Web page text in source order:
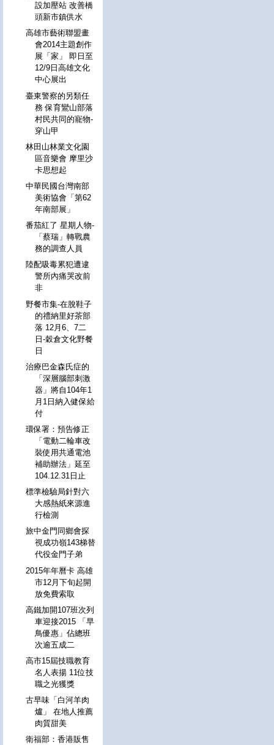
設加壓站 改善橋
頭新市鎮供水
高雄市藝術聯盟畫
會2014主題創作
展「家」 即日至
12/9日高雄文化
中心展出
臺東警察的另類任
務 保育鸞山部落
村民共同的寵物-
穿山甲
林田山林業文化園
區音樂會 摩里沙
卡思想起
中華民國台灣南部
美術協會「第62
年南部展」
番茄紅了 星期人物-
「蔡瑞」轉戰農
務的調查人員
陸配吸毒累犯遭逮
警所內痛哭改前
非
野餐市集-在脫鞋子
的禮納里好茶部
落 12月6、7二
日-穀倉文化野餐
日
治療巴金森氏症的
「深層腦部刺激
器」將自104年1
月1日納入健保給
付
環保署：預告修正
「電動二輪車改
裝使用共通電池
補助辦法」延至
104.12.31日止
標準檢驗局針對六
大感熱紙來源進
行檢測
旅中金門同鄉會探
視成功嶺143梯替
代役金門子弟
2015年年曆卡 高雄
市12月下旬起開
放免費索取
高鐵加開107班次列
車迎接2015 「早
鳥優惠」佔總班
次逾五成二
高市15屆技職教育
名人表揚 11位技
職之光獲獎
古早味「白河羊肉
爐」 在地人推薦
肉質甜美
衛福部：香港販售